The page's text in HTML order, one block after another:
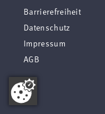
Barrierefreiheit
Datenschutz
Impressum
AGB